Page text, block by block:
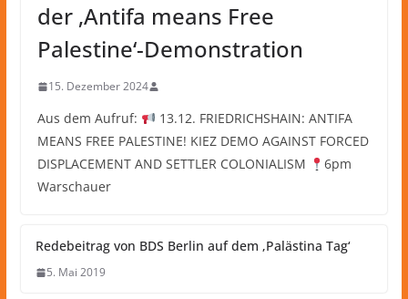
der ‚Antifa means Free
Palestine‘-Demonstration
15. Dezember 2024
Aus dem Aufruf:
13.12. FRIEDRICHSHAIN: ANTIFA
MEANS FREE PALESTINE! KIEZ DEMO AGAINST FORCED
DISPLACEMENT AND SETTLER COLONIALISM
6pm
Warschauer
Redebeitrag von BDS Berlin auf dem ‚Palästina Tag‘
5. Mai 2019